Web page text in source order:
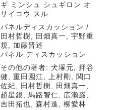
ギ ミンシュ シュギロン オ
サイコウ スル
パネルディスカッション /
田村哲樹, 田畑真一, 宇野重
規, 加藤晋述
パネル ディスカッション
その他の著者: 犬塚元, 押谷
健, 重田園江, 上村剛, 関口
佐紀, 田村哲樹, 田畑真一,
趙星銀, 馬路智仁, 広瀬巌,
吉田拓也, 森村進, 柳愛林